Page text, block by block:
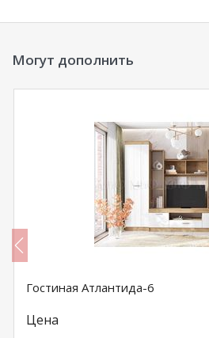
Могут дополнить
Гостиная Атлантида-6
Цена